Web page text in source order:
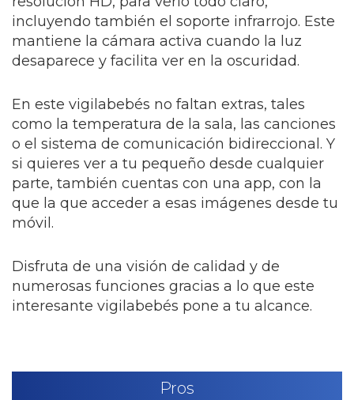
incluyendo también el soporte infrarrojo. Este
mantiene la cámara activa cuando la luz
desaparece y facilita ver en la oscuridad.
En este vigilabebés no faltan extras, tales
como la temperatura de la sala, las canciones
o el sistema de comunicación bidireccional. Y
si quieres ver a tu pequeño desde cualquier
parte, también cuentas con una app, con la
que la que acceder a esas imágenes desde tu
móvil.
Disfruta de una visión de calidad y de
numerosas funciones gracias a lo que este
interesante vigilabebés pone a tu alcance.
Pros